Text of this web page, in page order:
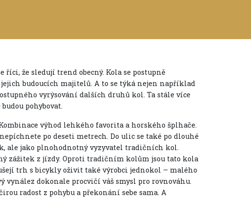
říci, že sledují trend obecný. Kola se postupně
budoucích majitelů. A to se týká nejen například
vyrýsování dalších druhů kol. Ta stále více
pohybovat.
výhod lehkého favorita a horského šplhače.
po deseti metrech. Do ulic se také po dlouhé
ale jako plnohodnotný vyzyvatel tradičních kol.
zážitek z jízdy. Oproti tradičním kolům jsou tato kola
trh s bicykly oživit také výrobci jednokol – malého
vynález dokonale procvičí váš smysl pro rovnováhu.
radost z pohybu a překonání sebe sama. A